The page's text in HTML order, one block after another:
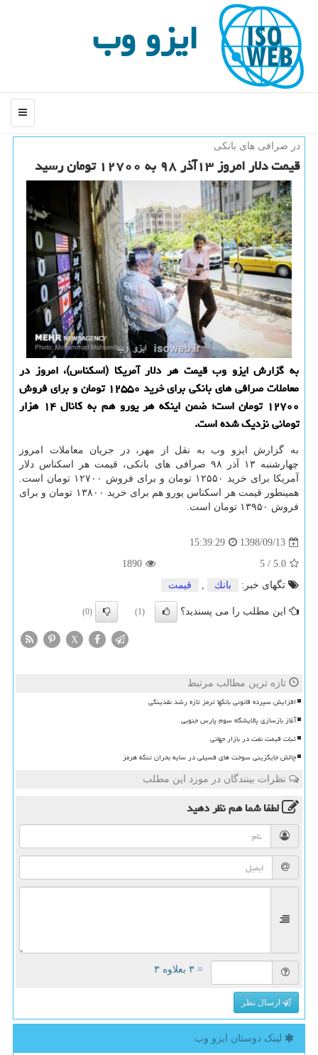
ایزو وب
منو
در صرافی های بانكی
قیمت دلار امروز ۱۳آذر ۹۸ به ۱۲۷۰۰ تومان رسید
به گزارش ایزو وب قیمت هر دلار آمریكا (اسكناس)، امروز در
معاملات صرافی های بانكی برای خرید ۱۲۵۵۰ تومان و برای فروش
۱۲۷۰۰ تومان است؛ ضمن اینكه هر یورو هم به كانال ۱۴ هزار
تومانی نزدیك شده است.
به گزارش ایزو وب به نقل از مهر، در جریان معاملات امروز
چهارشنبه ۱۳ آذر ۹۸ صرافی های بانكی، قیمت هر اسكناس دلار
آمریكا برای خرید ۱۲۵۵۰ تومان و برای فروش ۱۲۷۰۰ تومان است.
همینطور قیمت هر اسكناس یورو هم برای خرید ۱۳۸۰۰ تومان و برای
فروش ۱۳۹۵۰ تومان است.
1398/09/13
15:39:29
5.0
/
5
1890
تگهای خبر:
بانك , قیمت
این مطلب را می پسندید؟ (1)
(0)
X
تازه ترین مطالب مرتبط
افزایش سپرده قانونی بانکها ترمز تازه رشد نقدینگی
آغاز بازسازی پالایشگاه سوم پارس جنوبی
ثبات قیمت نفت در بازار جهانی
چالش جایگزینی سوخت های فسیلی در سایه بحران تنگه هرمز
نظرات بینندگان در مورد این مطلب
لطفا شما همنظر دهید
= ۳ بعلاوه ۳
ارسال نظر
لینک دوستان ایزو وب